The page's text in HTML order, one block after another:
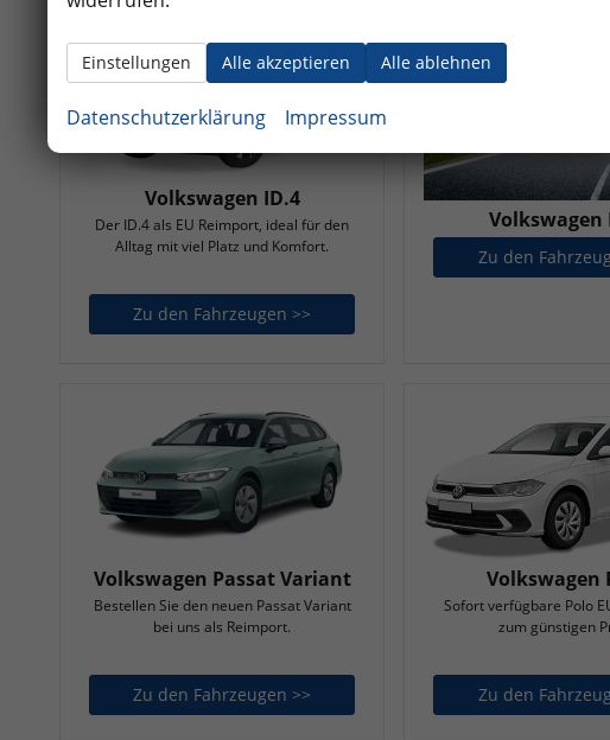
Volkswagen ID.4
Der ID.4 als EU Reimport, ideal für den
Alltag mit viel Platz und Komfort.
Zu den Fahrzeugen >>
Volkswagen
Zu den
Volkswagen Passat Variant
Bestellen Sie den neuen Passat Variant
bei uns als Reimport.
Zu den Fahrzeugen >> Volkswagen Passat Variant
Volkswagen
Sofort verfügbare Polo
zum günstigen
Zu den
Alle akzeptieren Alle ablehnen
Einstellungen
Datenschutzerklärung Impressum